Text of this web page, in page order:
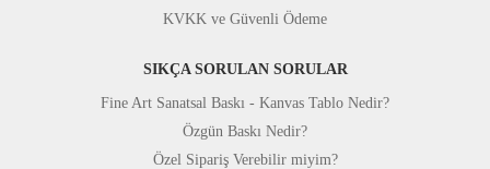
KVKK ve Güvenli Ödeme
SIKÇA SORULAN SORULAR
Fine Art Sanatsal Baskı - Kanvas Tablo Nedir?
Özgün Baskı Nedir?
Özel Sipariş Verebilir miyim?